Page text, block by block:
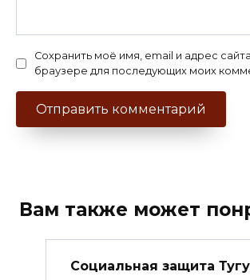
Сохранить моё имя, email и адрес
браузере для последующих моих
Вам также может
Социальная защита